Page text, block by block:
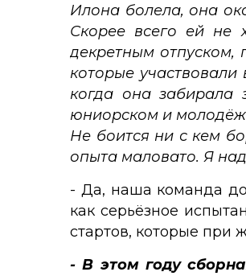
Илона болела, она
Скорее всего ей не
декретным отпуском,
которые
когда она забирала
юниорском и
Не боится ни с кем
опыта маловато. Я
- Да, наша команда
как серьёзное
стартов, которые при
- В этом году